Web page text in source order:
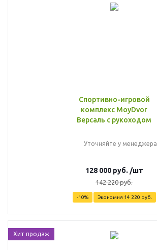
Спортивно-игровой
комплекс MoyDvor
Версаль с рукоходом
Уточняйте у менеджера
128 000руб. /шт
142 220руб.
-10% Экономия 14 220 руб.
Хит продаж